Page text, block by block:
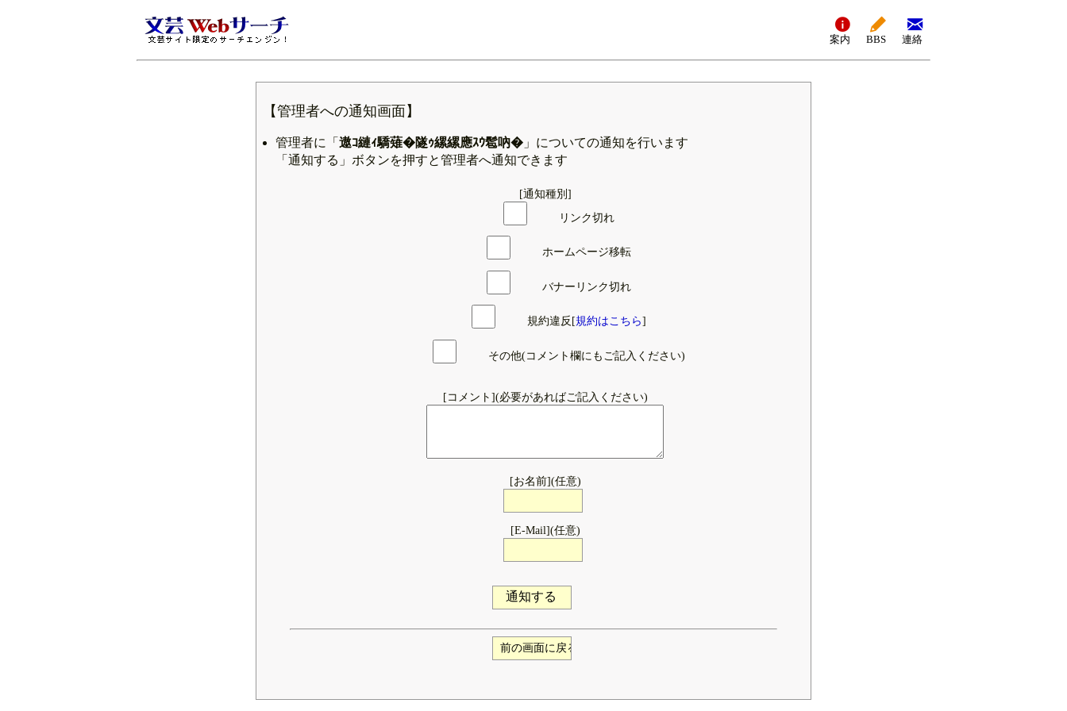
案内 BBS 連絡
【管理者への通知画面】
管理者に「 遨ｺ縺ｨ驕薙�隧ｩ縲縲應ｽｳ髱吶� 」についての通知を行います
「通知する」ボタンを押すと管理者へ通知できます
[通知種別]
リンク切れ
ホームページ移転
バナーリンク切れ
規約違反[規約はこちら]
その他(コメント欄にもご記入ください)
[コメント](必要があればご記入ください)
[お名前](任意)
[E-Mail](任意)